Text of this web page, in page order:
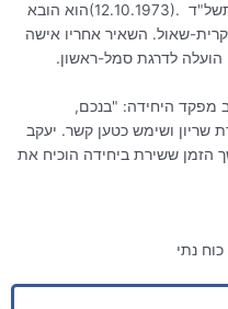
(12.10.1973).הוא הובא
שאול. השאיר אחריו אישה
הועלה לדרגת סמל-ראשון.
מפקד היחידה: "בנכם,
שריון ושימש כטען קשר. יעקב
הזמן ששירת ביחידה הוכיח את